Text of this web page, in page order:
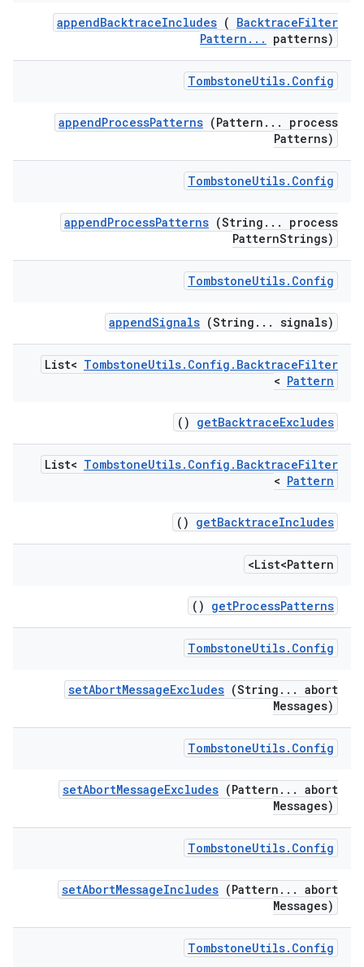
appendBacktraceIncludes ( BacktraceFilter
Pattern . . . patterns)
TombstoneUtils. Config
appendProcessPatterns (Pattern . . .
process
Patterns)
TombstoneUtils. Config
appendProcessPatterns (String . . .
process
PatternStrings)
TombstoneUtils. Config
appendSignals (String . . . signals)
List< TombstoneUtils. Config . BacktraceFilter
Pattern
>
getBacktraceExcludes
()
List< TombstoneUtils. Config . BacktraceFilter
Pattern
>
getBacktraceIncludes
()
List<Pattern>
getProcessPatterns
()
TombstoneUtils. Config
setAbortMessageExcludes (String . . . abort
Messages)
TombstoneUtils. Config
setAbortMessageExcludes (Pattern . . . abort
Messages)
TombstoneUtils. Config
setAbortMessageIncludes (Pattern . . . abort
Messages)
TombstoneUtils. Config